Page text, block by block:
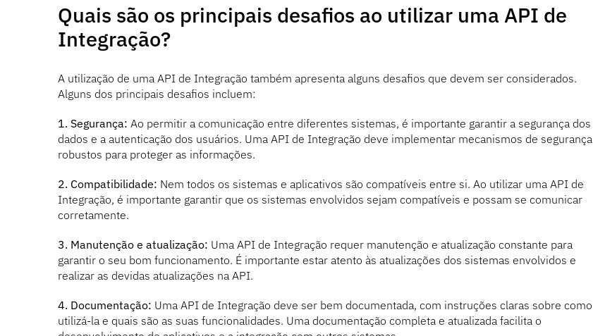
Quais são os principais desafios ao utilizar uma API de
Integração?
A utilização de uma API de Integração também apresenta alguns desafios que devem ser considerados.
Alguns dos principais desafios incluem:
1. Segurança: Ao permitir a comunicação entre diferentes sistemas, é importante garantir a segurança dos
dados e a autenticação dos usuários. Uma API de Integração deve implementar mecanismos de segurança
robustos para proteger as informações.
2. Compatibilidade: Nem todos os sistemas e aplicativos são compatíveis entre si. Ao utilizar uma API de
Integração, é importante garantir que os sistemas envolvidos sejam compatíveis e possam se comunicar
corretamente.
3. Manutenção e atualização: Uma API de Integração requer manutenção e atualização constante para
garantir o seu bom funcionamento. É importante estar atento às atualizações dos sistemas envolvidos e
realizar as devidas atualizações na API.
4. Documentação: Uma API de Integração deve ser bem documentada, com instruções claras sobre como
utilizá-la e quais são as suas funcionalidades. Uma documentação completa e atualizada facilita o